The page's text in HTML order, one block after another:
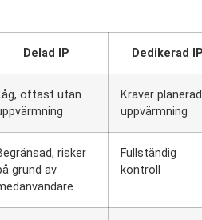
Delad IP Dedikerad
oftast utan
Kräver planerad
uppvärmning
risker
grund av
Fullständig
kontroll